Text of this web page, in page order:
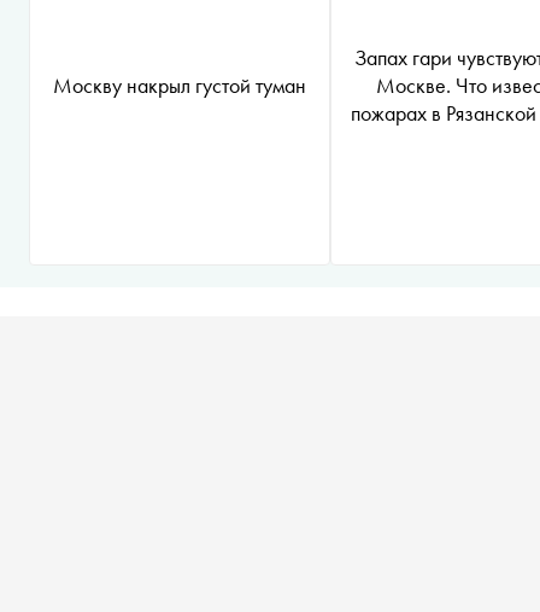
Москву накрыл густой туман
Запах гари
Москве. Что
пожарах в